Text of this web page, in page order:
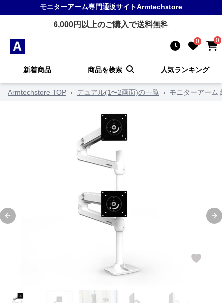
モニターアーム専門通販サイトArmtechstore
6,000円以上のご購入で送料無料
0 0
新着商品 商品を検索 人気ランキング
Armtechstore TOP › デュアル(1〜2画面)の一覧 › モニターアーム
Previous slide